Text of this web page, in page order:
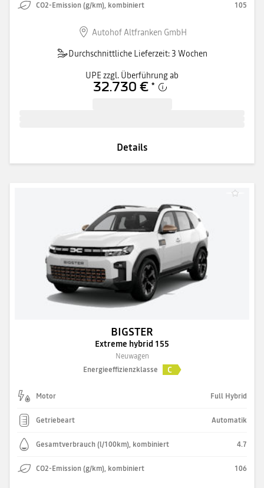
CO2-Emission (g/km), kombiniert 105
Autohof Altfranken GmbH
Durchschnittliche Lieferzeit: 3 Wochen
UPE zzgl. Überführung ab
32.730 € *
Details
BIGSTER
Extreme hybrid 155
Neuwagen
Energieeffizienzklasse
C
Motor Full Hybrid
Getriebeart Automatik
Gesamtverbrauch (l/100km), kombiniert 4.7
CO2-Emission (g/km), kombiniert 106